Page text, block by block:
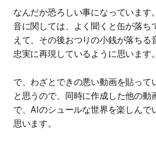
なんだか恐ろしい事になっています。
音に関しては、よく聞くと缶が落ち
えて、その後おつりの小銭が落ちる
忠実に再現しているように思います。
で、わざとできの悪い動画を貼って
と思うので、同時に作成した他の動
で、AIのシュールな世界を楽しんで
思います。